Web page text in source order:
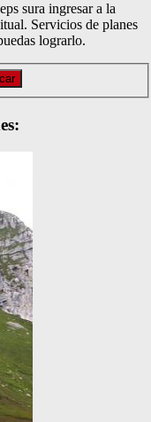
sura ingresar a la
Servicios de planes
lograrlo.